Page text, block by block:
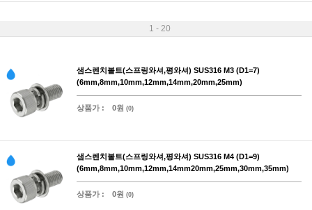
1 - 20
샘스렌치볼트(스프링와셔,평와셔) SUS316 M3 (D1=7)
(6mm,8mm,10mm,12mm,14mm,20mm,25mm)
상품가 : 0원 (0)
샘스렌치볼트(스프링와셔,평와셔) SUS316 M4 (D1=9)
(6mm,8mm,10mm,12mm,14mm20mm,25mm,30mm,35mm)
상품가 : 0원 (0)